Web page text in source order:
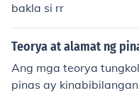
bakla si rr
Teorya at alamat ng
Ang mga teorya
pinas ay